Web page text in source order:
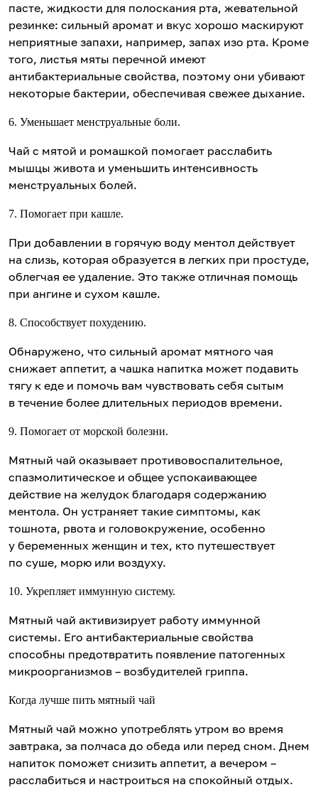
пасте, жидкости для полоскания рта, жевательной
резинке: сильный аромат и вкус хорошо маскируют
неприятные запахи, например, запах изо рта. Кроме
того, листья мяты перечной имеют
антибактериальные свойства, поэтому они убивают
некоторые бактерии, обеспечивая свежее дыхание.
6. Уменьшает менструальные боли.
Чай с мятой и ромашкой помогает расслабить
мышцы живота и уменьшить интенсивность
менструальных болей.
7. Помогает при кашле.
При добавлении в горячую воду ментол действует
на слизь, которая образуется в легких при простуде,
облегчая ее удаление. Это также отличная помощь
при ангине и сухом кашле.
8. Способствует похудению.
Обнаружено, что сильный аромат мятного чая
снижает аппетит, а чашка напитка может подавить
тягу к еде и помочь вам чувствовать себя сытым
в течение более длительных периодов времени.
9. Помогает от морской болезни.
Мятный чай оказывает противовоспалительное,
спазмолитическое и общее успокаивающее
действие на желудок благодаря содержанию
ментола. Он устраняет такие симптомы, как
тошнота, рвота и головокружение, особенно
у беременных женщин и тех, кто путешествует
по суше, морю или воздуху.
10. Укрепляет иммунную систему.
Мятный чай активизирует работу иммунной
системы. Его антибактериальные свойства
способны предотвратить появление патогенных
микроорганизмов – возбудителей гриппа.
Когда лучше пить мятный чай
Мятный чай можно употреблять утром во время
завтрака, за полчаса до обеда или перед сном. Днем
напиток поможет снизить аппетит, а вечером –
расслабиться и настроиться на спокойный отдых.